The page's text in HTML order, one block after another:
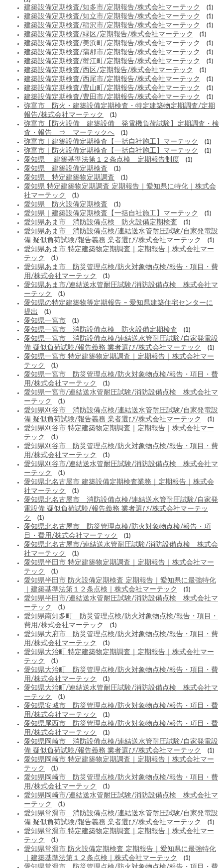
建築設備定期検査/知多市/定期報告/株式会社マーテック (1)
建築設備定期検査/知立市/定期報告/株式会社マーテック (1)
建築設備定期検査/稲沢市/定期報告/株式会社マーテック (1)
建築設備定期検査/緑区/定期報告/株式会社マーテック (1)
建築設備定期検査/美浜町/定期報告/株式会社マーテック (1)
建築設備定期検査/蒲郡市/定期報告/株式会社マーテック (1)
建築設備定期検査/蟹江町/定期報告/株式会社マーテック (1)
建築設備定期検査/西区/定期報告/株式会社マーテック (1)
建築設備定期検査/西尾市/定期報告/株式会社マーテック (1)
建築設備定期検査/豊山町/定期報告/株式会社マーテック (1)
建築設備定期検査/豊田市/定期報告/株式会社マーテック (1)
弥富市 防火・建築設備定期検査・特定建築物定期調査/定期
報告/株式会社マーテック
(1)
弥富市【防火設備 建築設備 発電機負荷試験】定期調査・検
査・報告 ⇒ マーテックへ
(1)
弥富市｜建築設備定期検査【一括自社施工】マーテック (1)
弥富市｜防火設備定期検査【一括自社施工】マーテック (1)
愛知県 建築基準法第１２条点検 定期報告制度 (1)
愛知県 建築設備定期検査 (1)
愛知県 特定建築物定期調査 (1)
愛知県 特定建築物定期調査 定期報告｜愛知県に特化｜株式会
社マーテック
(1)
愛知県 防火設備定期検査 (1)
愛知県｜建築設備定期検査【一括自社施工】マーテック (1)
愛知県あま市 消防設備点検 防火設備定期検査 (1)
愛知県あま市 消防設備点検/連結送水管耐圧試験/自家発電設
備 疑似負荷試験/報告義務 業者選び/株式会社マーテック
(1)
愛知県あま市 特定建築物定期調査｜定期報告｜株式会社マー
テック
(1)
愛知県あま市 防災管理点検/防火対象物点検/報告・項目・費
用/株式会社マーテック
(1)
愛知県あま市/連結送水管耐圧試験/消防設備点検 株式会社マ
ーテック
(1)
愛知県の特定建築物等定期報告 – 愛知県建築住宅センターに
提出
(1)
愛知県一宮市 (1)
愛知県一宮市 消防設備点検 防火設備定期検査 (1)
愛知県一宮市 消防設備点検/連結送水管耐圧試験/自家発電設
備 疑似負荷試験/報告義務 業者選び/株式会社マーテック
(1)
愛知県一宮市 特定建築物定期調査｜定期報告｜株式会社マー
テック
(1)
愛知県一宮市 防災管理点検/防火対象物点検/報告・項目・費
用/株式会社マーテック
(1)
愛知県一宮市/連結送水管耐圧試験/消防設備点検 株式会社マ
ーテック
(1)
愛知県刈谷市 消防設備点検/連結送水管耐圧試験/自家発電設
備 疑似負荷試験/報告義務 業者選び/株式会社マーテック
(1)
愛知県刈谷市 特定建築物定期調査｜定期報告｜株式会社マー
テック
(1)
愛知県刈谷市 防災管理点検/防火対象物点検/報告・項目・費
用/株式会社マーテック
(1)
愛知県刈谷市/連結送水管耐圧試験/消防設備点検 株式会社マ
ーテック
(1)
愛知県北名古屋市 建築設備定期検査業務｜定期報告｜株式会
社マーテック
(1)
愛知県北名古屋市 消防設備点検/連結送水管耐圧試験/自家発
電設備 疑似負荷試験/報告義務 業者選び/株式会社マーテッ
ク
(1)
愛知県北名古屋市 防災管理点検/防火対象物点検/報告・項
目・費用/株式会社マーテック
(1)
愛知県北名古屋市/連結送水管耐圧試験/消防設備点検 株式会
社マーテック
(1)
愛知県半田市 特定建築物定期調査｜定期報告｜株式会社マー
テック
(1)
愛知県半田市 防火設備定期検査 定期報告｜愛知県に最強特化
｜建築基準法第１２条点検｜株式会社マーテック
(1)
愛知県半田市/連結送水管耐圧試験/消防設備点検 株式会社マ
ーテック
(1)
愛知県南知多町 防災管理点検/防火対象物点検/報告・項目・
費用/株式会社マーテック
(1)
愛知県大府市 防災管理点検/防火対象物点検/報告・項目・費
用/株式会社マーテック
(1)
愛知県大治町 特定建築物定期調査｜定期報告｜株式会社マー
テック
(1)
愛知県大治町 防災管理点検/防火対象物点検/報告・項目・費
用/株式会社マーテック
(1)
愛知県大治町/連結送水管耐圧試験/消防設備点検 株式会社マ
ーテック
(1)
愛知県安城市 防災管理点検/防火対象物点検/報告・項目・費
用/株式会社マーテック
(1)
愛知県尾西市 防災管理点検/防火対象物点検/報告・項目・費
用/株式会社マーテック
(1)
愛知県岡崎市 消防設備点検/連結送水管耐圧試験/自家発電設
備 疑似負荷試験/報告義務 業者選び/株式会社マーテック
(1)
愛知県岡崎市 特定建築物定期調査｜定期報告｜株式会社マー
テック
(1)
愛知県岡崎市 防災管理点検/防火対象物点検/報告・項目・費
用/株式会社マーテック
(1)
愛知県岡崎市/連結送水管耐圧試験/消防設備点検 株式会社マ
ーテック
(1)
愛知県常滑市 消防設備点検/連結送水管耐圧試験/自家発電設
備 疑似負荷試験/報告義務 業者選び/株式会社マーテック
(1)
愛知県常滑市 特定建築物定期調査｜定期報告｜株式会社マー
テック
(1)
愛知県常滑市 防火設備定期検査 定期報告｜愛知県に最強特化
｜建築基準法第１２条点検｜株式会社マーテック
(1)